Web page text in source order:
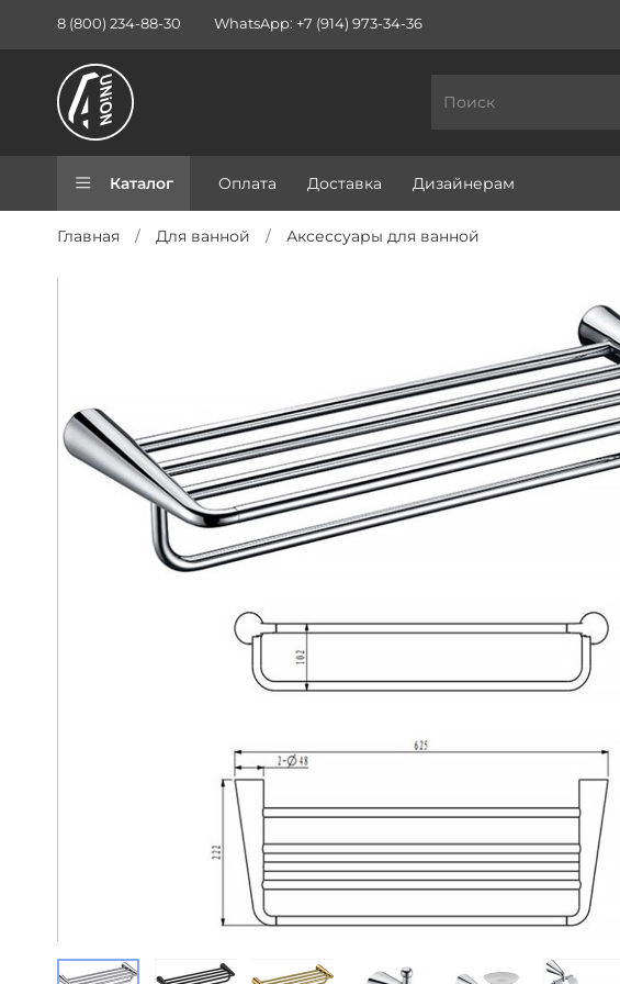
8 (800) 234-88-30 WhatsApp: +7 (914) 973-34-36
Каталог Оплата Доставка Дизайнерам
Главная Для ванной Аксессуары для ванной